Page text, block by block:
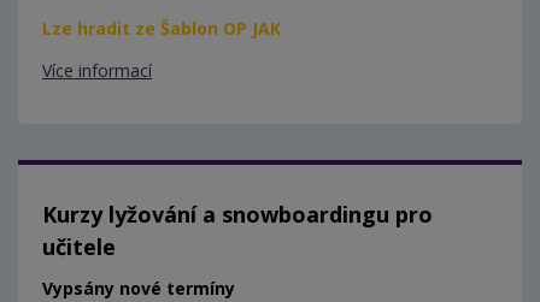
Lze hradit ze Šablon OP JAK
Více informací
Kurzy lyžování a snowboardingu pro
učitele
Vypsány nové termíny